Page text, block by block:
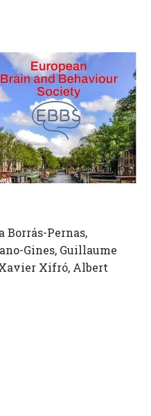
Borrás-Pernas,
Gines, Guillaume
Xifró, Albert